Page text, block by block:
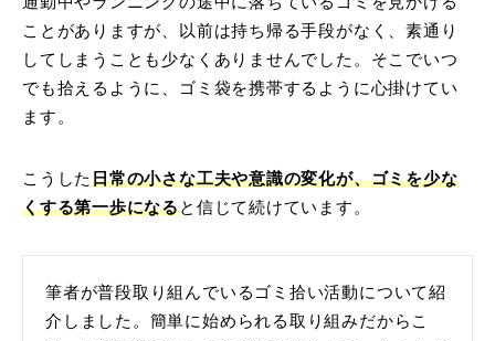
ことがありますが、以前は持ち帰る手段がなく、素通り
してしまうことも少なくありませんでした。そこでいつ
でも拾えるように、ゴミ袋を携帯するように心掛けてい
ます。
こうした日常の小さな工夫や意識の変化が、ゴミを少な
くする第一歩になると信じて続けています。
筆者が普段取り組んでいるゴミ拾い活動について紹
介しました。簡単に始められる取り組みだからこ